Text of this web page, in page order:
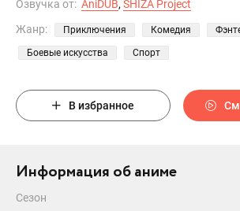
Озвучка от: AniDUB, SHIZA Project
Жанр:
Приключения Комедия
Боевые искусства Спорт
В избранное
Информация об аниме
Сезон